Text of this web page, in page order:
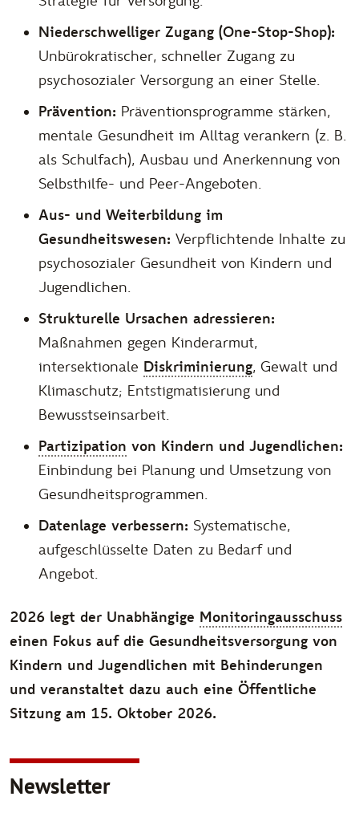
Niederschwelliger Zugang (One-Stop-Shop):
Unbürokratischer, schneller Zugang zu
psychosozialer Versorgung an einer Stelle.
Prävention: Präventionsprogramme stärken,
mentale Gesundheit im Alltag verankern (z. B.
als Schulfach), Ausbau und Anerkennung von
Selbsthilfe- und Peer-Angeboten.
Aus- und Weiterbildung im
Gesundheitswesen: Verpflichtende Inhalte zu
psychosozialer Gesundheit von Kindern und
Jugendlichen.
Strukturelle Ursachen adressieren:
Maßnahmen gegen Kinderarmut,
intersektionale Diskriminierung, Gewalt und
Klimaschutz; Entstigmatisierung und
Bewusstseinsarbeit.
Partizipation von Kindern und Jugendlichen:
Einbindung bei Planung und Umsetzung von
Gesundheitsprogrammen.
Datenlage verbessern: Systematische,
aufgeschlüsselte Daten zu Bedarf und
Angebot.
2026 legt der Unabhängige Monitoringausschuss
einen Fokus auf die Gesundheitsversorgung von
Kindern und Jugendlichen mit Behinderungen
und veranstaltet dazu auch eine Öffentliche
Sitzung am 15. Oktober 2026.
Newsletter